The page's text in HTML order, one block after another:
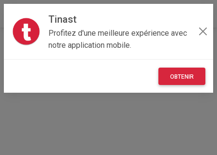
Tinast
Profitez d'une meilleure expérience avec
notre application mobile.
OBTENIR
Accueil Véhicules Grand Est